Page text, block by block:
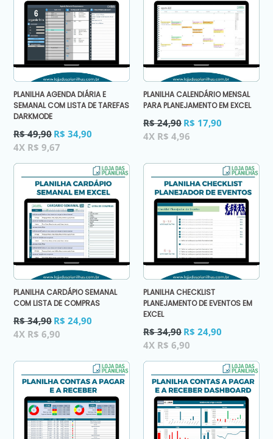
PLANILHA AGENDA DIÁRIA E
SEMANAL COM LISTA DE TAREFAS
DARKMODE
Preço
normal
R$ 49,90 R$ 34,90
4X R$ 9,67
PLANILHA CALENDÁRIO MENSAL
PARA PLANEJAMENTO EM EXCEL
Preço
normal
R$ 24,90 R$ 17,90
4X R$ 4,96
PLANILHA CARDÁPIO SEMANAL
COM LISTA DE COMPRAS
Preço
normal
R$ 34,90 R$ 24,90
4X R$ 6,90
PLANILHA CHECKLIST
PLANEJAMENTO DE EVENTOS EM
EXCEL
Preço
normal
R$ 34,90 R$ 24,90
4X R$ 6,90